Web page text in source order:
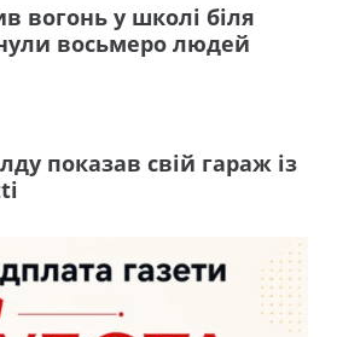
вогонь у школі біля
восьмеро людей
показав свій гараж із